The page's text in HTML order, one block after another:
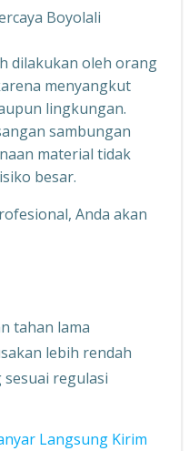
Boyolali
dilakukan oleh orang
menyangkut
lingkungan.
sambungan
material tidak
besar.
Anda akan
tahan lama
lebih rendah
regulasi
Langsung Kirim